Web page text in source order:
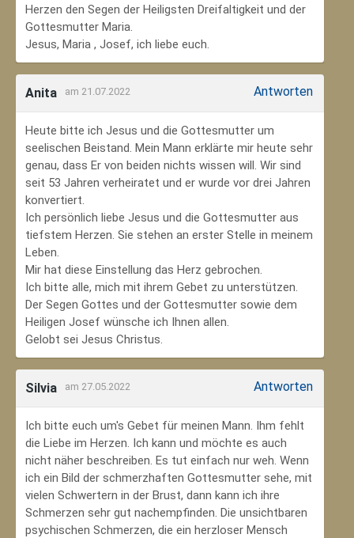
Herzen den Segen der Heiligsten Dreifaltigkeit und der
Gottesmutter Maria.
Jesus, Maria , Josef, ich liebe euch.
Anita am 21.07.2022 Antworten
Heute bitte ich Jesus und die Gottesmutter um
seelischen Beistand. Mein Mann erklärte mir heute sehr
genau, dass Er von beiden nichts wissen will. Wir sind
seit 53 Jahren verheiratet und er wurde vor drei Jahren
konvertiert.
Ich persönlich liebe Jesus und die Gottesmutter aus
tiefstem Herzen. Sie stehen an erster Stelle in meinem
Leben.
Mir hat diese Einstellung das Herz gebrochen.
Ich bitte alle, mich mit ihrem Gebet zu unterstützen.
Der Segen Gottes und der Gottesmutter sowie dem
Heiligen Josef wünsche ich Ihnen allen.
Gelobt sei Jesus Christus.
Silvia am 27.05.2022 Antworten
Ich bitte euch um's Gebet für meinen Mann. Ihm fehlt
die Liebe im Herzen. Ich kann und möchte es auch
nicht näher beschreiben. Es tut einfach nur weh. Wenn
ich ein Bild der schmerzhaften Gottesmutter sehe, mit
vielen Schwertern in der Brust, dann kann ich ihre
Schmerzen sehr gut nachempfinden. Die unsichtbaren
psychischen Schmerzen, die ein herzloser Mensch